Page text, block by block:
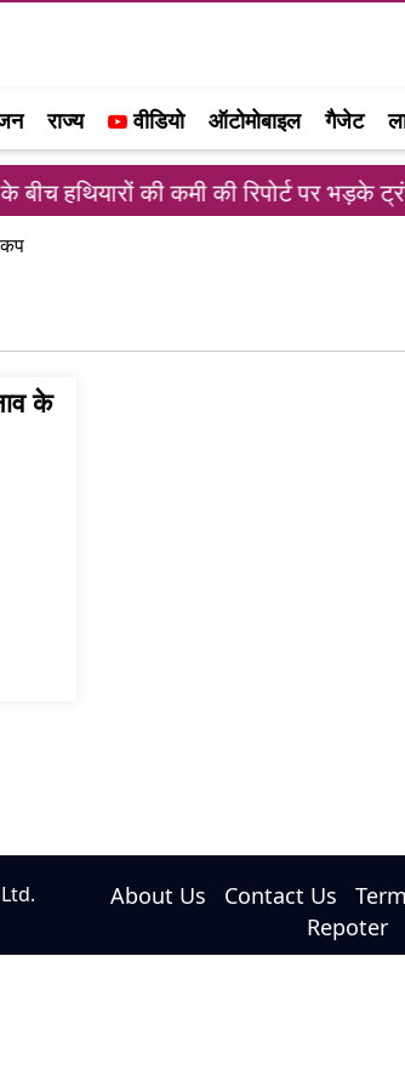
राज्य वीडियो ऑटोमोबाइल गैजेट
हथियारों की कमी की रिपोर्ट पर भड़के ट्रंप,
कप
के
About Us Contact Us
Repoter